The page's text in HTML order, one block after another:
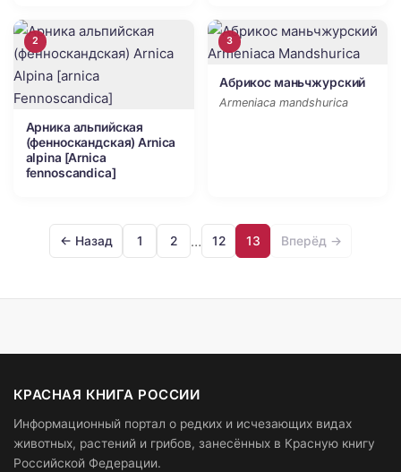
2
Арника альпийская
(фенноскандская) Arnica
alpina [Arnica
fennoscandica]
3
Абрикос маньчжурский
Armeniaca mandshurica
← Назад 1 2 … 12 13 Вперёд →
КРАСНАЯ КНИГА РОССИИ
Информационный портал о редких и исчезающих видах
животных, растений и грибов, занесённых в Красную книгу
Российской Федерации.